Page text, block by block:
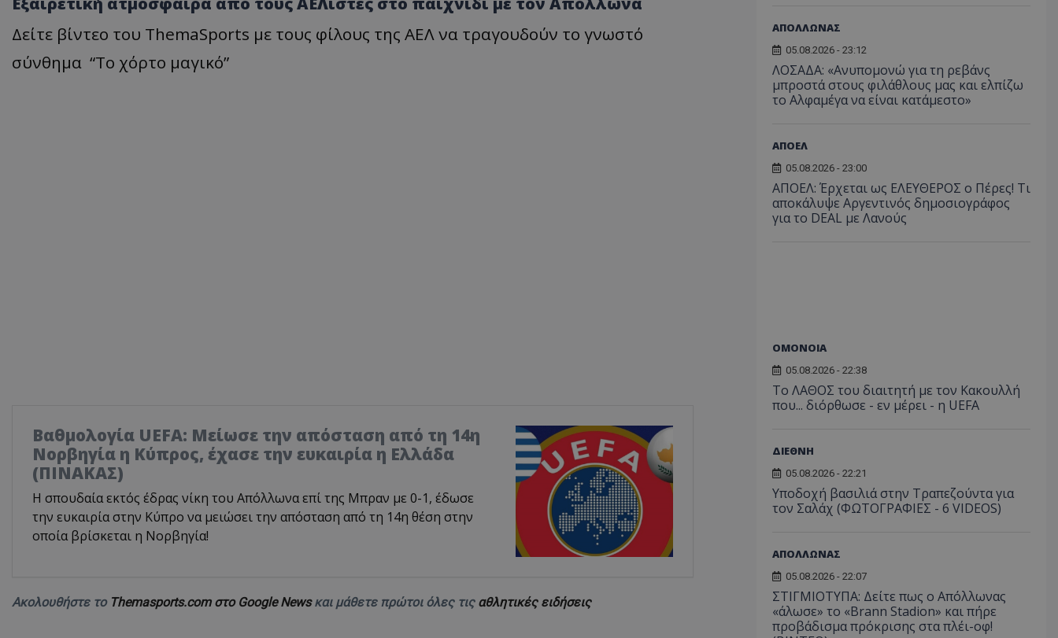
Δείτε βίντεο του ThemaSports με τους φίλους της ΑΕΛ να τραγουδούν το γνωστό
σύνθημα “Το χόρτο μαγικό”
Βαθμολογία UEFA: Μείωσε την απόσταση από τη 14η
Νορβηγία η Κύπρος, έχασε την ευκαιρία η Ελλάδα
(ΠΙΝΑΚΑΣ)
Η σπουδαία εκτός έδρας νίκη του Απόλλωνα επί της Μπραν με 0-1, έδωσε
την ευκαιρία στην Κύπρο να μειώσει την απόσταση από τη 14η θέση στην
οποία βρίσκεται η Νορβηγία!
Ακολουθήστε το Themasports.com στο Google Newsκαι μάθετε πρώτοι όλες τις αθλητικές ειδήσεις
ΑΠΟΛΛΩΝΑΣ
05.08.2026 - 23:12
ΛΟΣΑΔΑ: «Ανυπομονώ για τη ρεβάνς
μπροστά στους φιλάθλους μας και ελπίζω
το Αλφαμέγα να είναι κατάμεστο»
ΑΠΟΕΛ
05.08.2026 - 23:00
ΑΠΟΕΛ: Έρχεται ως ΕΛΕΥΘΕΡΟΣ ο Πέρες! Τι
αποκάλυψε Αργεντινός δημοσιογράφος
για το DEAL με Λανούς
ΟΜΟΝΟΙΑ
05.08.2026 - 22:38
Το ΛΑΘΟΣ του διαιτητή με τον Κακουλλή
που... διόρθωσε - εν μέρει - η UEFA
ΔΙΕΘΝΗ
05.08.2026 - 22:21
Υποδοχή βασιλιά στην Τραπεζούντα για
τον Σαλάχ (ΦΩΤΟΓΡΑΦΙΕΣ - 6 VIDEOS)
ΑΠΟΛΛΩΝΑΣ
05.08.2026 - 22:07
ΣΤΙΓΜΙΟΤΥΠΑ: Δείτε πως ο Απόλλωνας
«άλωσε» το «Brann Stadion» και πήρε
προβάδισμα πρόκρισης στα πλέι-οφ!